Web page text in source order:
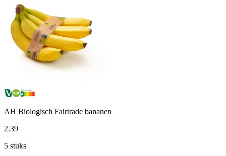
AH Biologisch Fairtrade bananen
2.39
5 stuks